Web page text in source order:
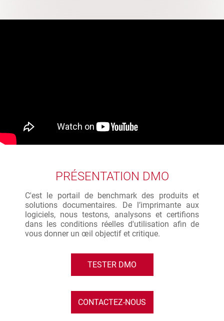
PRÉSENTATION DMO
C'est le portail de benchmark des produits et
solutions documentaires. De l’imprimante aux
logiciels, nous testons, analysons et certifions
dans les conditions réelles d'utilisation afin de
vous donner un œil objectif et critique.
TESTER DMO
CONTACTEZ-NOUS